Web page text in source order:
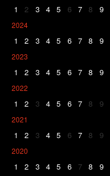
1 2 3 4 5 6 7 8 9
2024
1 2 3 4 5 6 7 8 9
2023
1 2 3 4 5 6 7 8 9
2022
1 2 3 4 5 6 7 8 9
2021
1 2 3 4 5 6 7 8 9
2020
1 2 3 4 5 6 7 8 9